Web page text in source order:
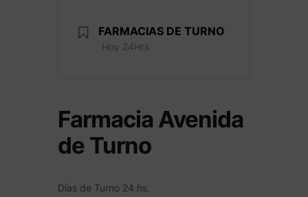
FARMACIAS DE TURNO
Hoy 24Hrs
Farmacia Avenida
de Turno
Días de Turno 24 hs.